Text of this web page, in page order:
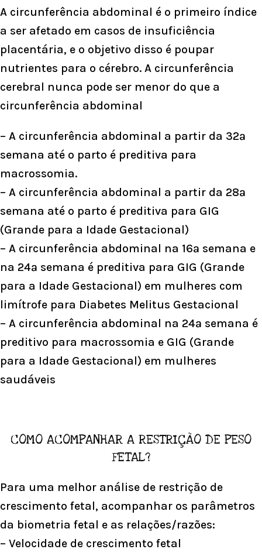
A circunferência abdominal é o primeiro índice
a ser afetado em casos de insuficiência
placentária, e o objetivo disso é poupar
nutrientes para o cérebro. A circunferência
cerebral nunca pode ser menor do que a
circunferência abdominal
– A circunferência abdominal a partir da 32ª
semana até o parto é preditiva para
macrossomia.
– A circunferência abdominal a partir da 28ª
semana até o parto é preditiva para GIG
(Grande para a Idade Gestacional)
– A circunferência abdominal na 16ª semana e
na 24ª semana é preditiva para GIG (Grande
para a Idade Gestacional) em mulheres com
limítrofe para Diabetes Melitus Gestacional
– A circunferência abdominal na 24ª semana é
preditivo para macrossomia e GIG (Grande
para a Idade Gestacional) em mulheres
saudáveis
COMO ACOMPANHAR A RESTRIÇÃO DE PESO
FETAL?
Para uma melhor análise de restrição de
crescimento fetal, acompanhar os parâmetros
da biometria fetal e as relações/razões:
– Velocidade de crescimento fetal